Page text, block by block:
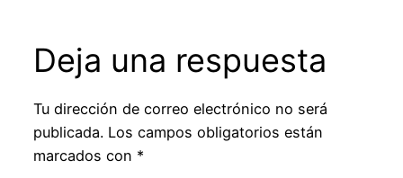
Deja una respuesta
Tu dirección de correo electrónico no será
publicada. Los campos obligatorios están
marcados con *